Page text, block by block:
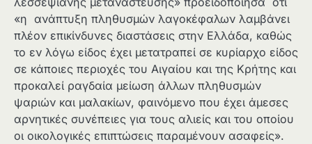
«η ανάπτυξη πληθυσμών λαγοκέφαλων λαμβάνει
πλέον επικίνδυνες διαστάσεις στην Ελλάδα, καθώς
το εν λόγω είδος έχει μετατραπεί σε κυρίαρχο είδος
σε κάποιες περιοχές του Αιγαίου και της Κρήτης και
προκαλεί ραγδαία μείωση άλλων πληθυσμών
ψαριών και μαλακίων, φαινόμενο που έχει άμεσες
αρνητικές συνέπειες για τους αλιείς και του οποίου
οι οικολογικές επιπτώσεις παραμένουν ασαφείς».